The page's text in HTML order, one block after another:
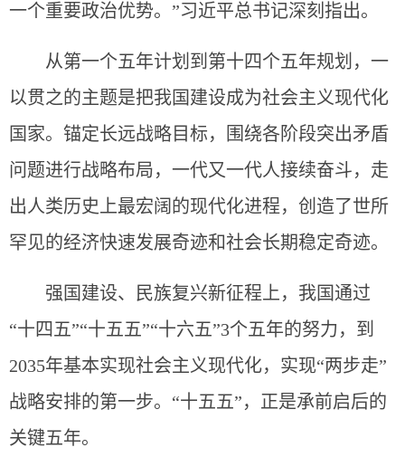
一个重要政治优势。”习近平总书记深刻指出。
从第一个五年计划到第十四个五年规划，一
以贯之的主题是把我国建设成为社会主义现代化
国家。锚定长远战略目标，围绕各阶段突出矛盾
问题进行战略布局，一代又一代人接续奋斗，走
出人类历史上最宏阔的现代化进程，创造了世所
罕见的经济快速发展奇迹和社会长期稳定奇迹。
强国建设、民族复兴新征程上，我国通过
“十四五”“十五五”“十六五”3个五年的努力，到
2035年基本实现社会主义现代化，实现“两步走”
战略安排的第一步。“十五五”，正是承前启后的
关键五年。